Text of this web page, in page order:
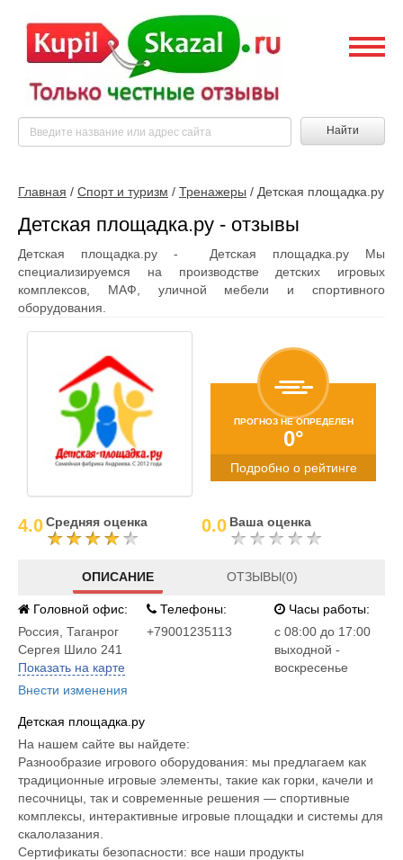
Найти
Главная / Спорт и туризм / Тренажеры / Детская площадка.ру
Детская площадка.ру - отзывы
Детская площадка.ру - Детская площадка.ру Мы
специализируемся на производстве детских игровых
комплексов, МАФ, уличной мебели и спортивного
оборудования.
ПРОГНОЗ НЕ ОПРЕДЕЛЕН
0°
Подробно о рейтинге
4.0Средняя оценка 0.0 Ваша оценка
ОПИСАНИЕ ОТЗЫВЫ(0)
Головной офис:
Россия Таганрог
Сергея Шило 241
Показать на карте
Внести изменения
Телефоны:
+79001235113
Часы работы:
c 08:00 до 17:00
выходной -
воскресенье
Детская площадка.ру
На нашем сайте вы найдете:
Разнообразие игрового оборудования: мы предлагаем как
традиционные игровые элементы, такие как горки, качели и
песочницы, так и современные решения — спортивные
комплексы, интерактивные игровые площадки и системы для
скалолазания.
Сертификаты безопасности: все наши продукты